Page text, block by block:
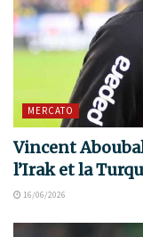
MERCATO
Vincent
l’Irak et la
16/06/2026